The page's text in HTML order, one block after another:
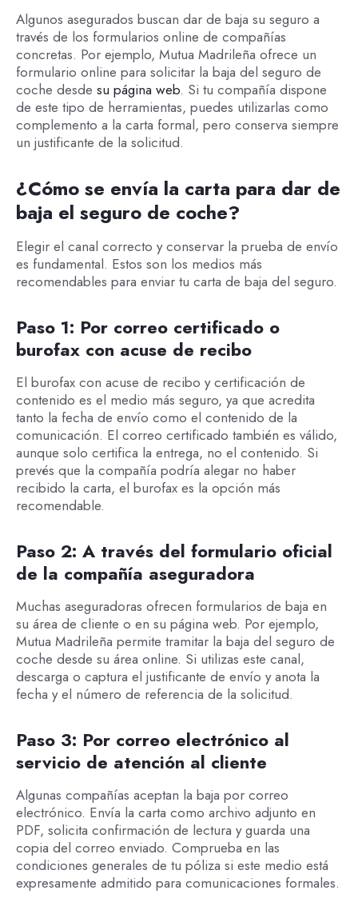
Algunos asegurados buscan dar de baja su seguro a
través de los formularios online de compañías
concretas. Por ejemplo, Mutua Madrileña ofrece un
formulario online para solicitar la baja del seguro de
coche desde su página web. Si tu compañía dispone
de este tipo de herramientas, puedes utilizarlas como
complemento a la carta formal, pero conserva siempre
un justificante de la solicitud.
¿Cómo se envía la carta para dar de
baja el seguro de coche?
Elegir el canal correcto y conservar la prueba de envío
es fundamental. Estos son los medios más
recomendables para enviar tu carta de baja del seguro.
Paso 1: Por correo certificado o
burofax con acuse de recibo
El burofax con acuse de recibo y certificación de
contenido es el medio más seguro, ya que acredita
tanto la fecha de envío como el contenido de la
comunicación. El correo certificado también es válido,
aunque solo certifica la entrega, no el contenido. Si
prevés que la compañía podría alegar no haber
recibido la carta, el burofax es la opción más
recomendable.
Paso 2: A través del formulario oficial
de la compañía aseguradora
Muchas aseguradoras ofrecen formularios de baja en
su área de cliente o en su página web. Por ejemplo,
Mutua Madrileña permite tramitar la baja del seguro de
coche desde su área online. Si utilizas este canal,
descarga o captura el justificante de envío y anota la
fecha y el número de referencia de la solicitud.
Paso 3: Por correo electrónico al
servicio de atención al cliente
Algunas compañías aceptan la baja por correo
electrónico. Envía la carta como archivo adjunto en
PDF, solicita confirmación de lectura y guarda una
copia del correo enviado. Comprueba en las
condiciones generales de tu póliza si este medio está
expresamente admitido para comunicaciones formales.